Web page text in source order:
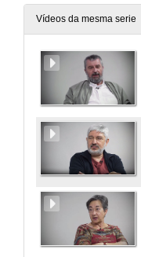
Vídeos da mesma serie